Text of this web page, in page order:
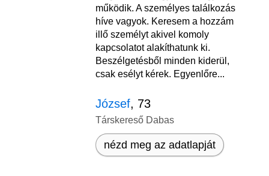
működik. A személyes találkozás
híve vagyok. Keresem a hozzám
illő személyt akivel komoly
kapcsolatot alakíthatunk ki.
Beszélgetésből minden kiderül,
csak esélyt kérek. Egyenlőre...
József, 73
Társkereső Dabas
nézd meg az adatlapját